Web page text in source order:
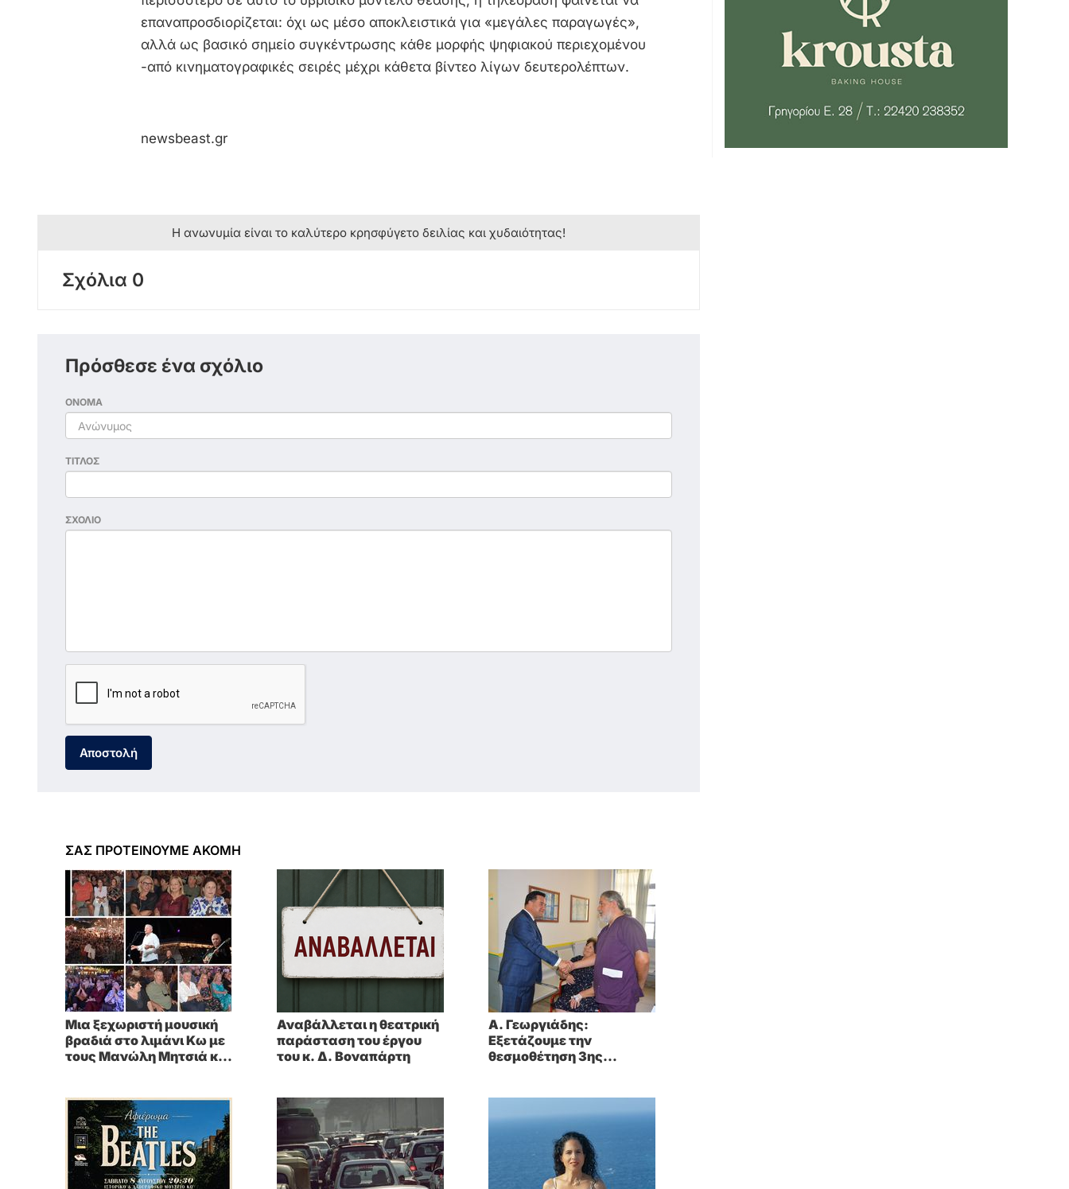
επαναπροσδιορίζεται: όχι ως μέσο αποκλειστικά για «μεγάλες παραγωγές»,
αλλά ως βασικό σημείο συγκέντρωσης κάθε μορφής ψηφιακού περιεχομένου
-από κινηματογραφικές σειρές μέχρι κάθετα βίντεο λίγων δευτερολέπτων.
newsbeast.gr
Η ανωνυμία είναι το καλύτερο κρησφύγετο δειλίας και χυδαιότητας!
Σχόλια 0
Πρόσθεσε ένα σχόλιο
ΟΝΟΜΑ
ΤΙΤΛΟΣ
ΣΧΟΛΙΟ
Αποστολή
ΣΑΣ ΠΡΟΤΕΙΝΟΥΜΕ ΑΚΟΜΗ
Μια ξεχωριστή μουσική
βραδιά στο λιμάνι Κω με
τους Μανώλη Μητσιά και
Αναβάλλεται η θεατρική
παράσταση του έργου
του κ. Δ. Βοναπάρτη
A. Γεωργιάδης:
Eξετάζουμε την
θεσμοθέτηση 3ης